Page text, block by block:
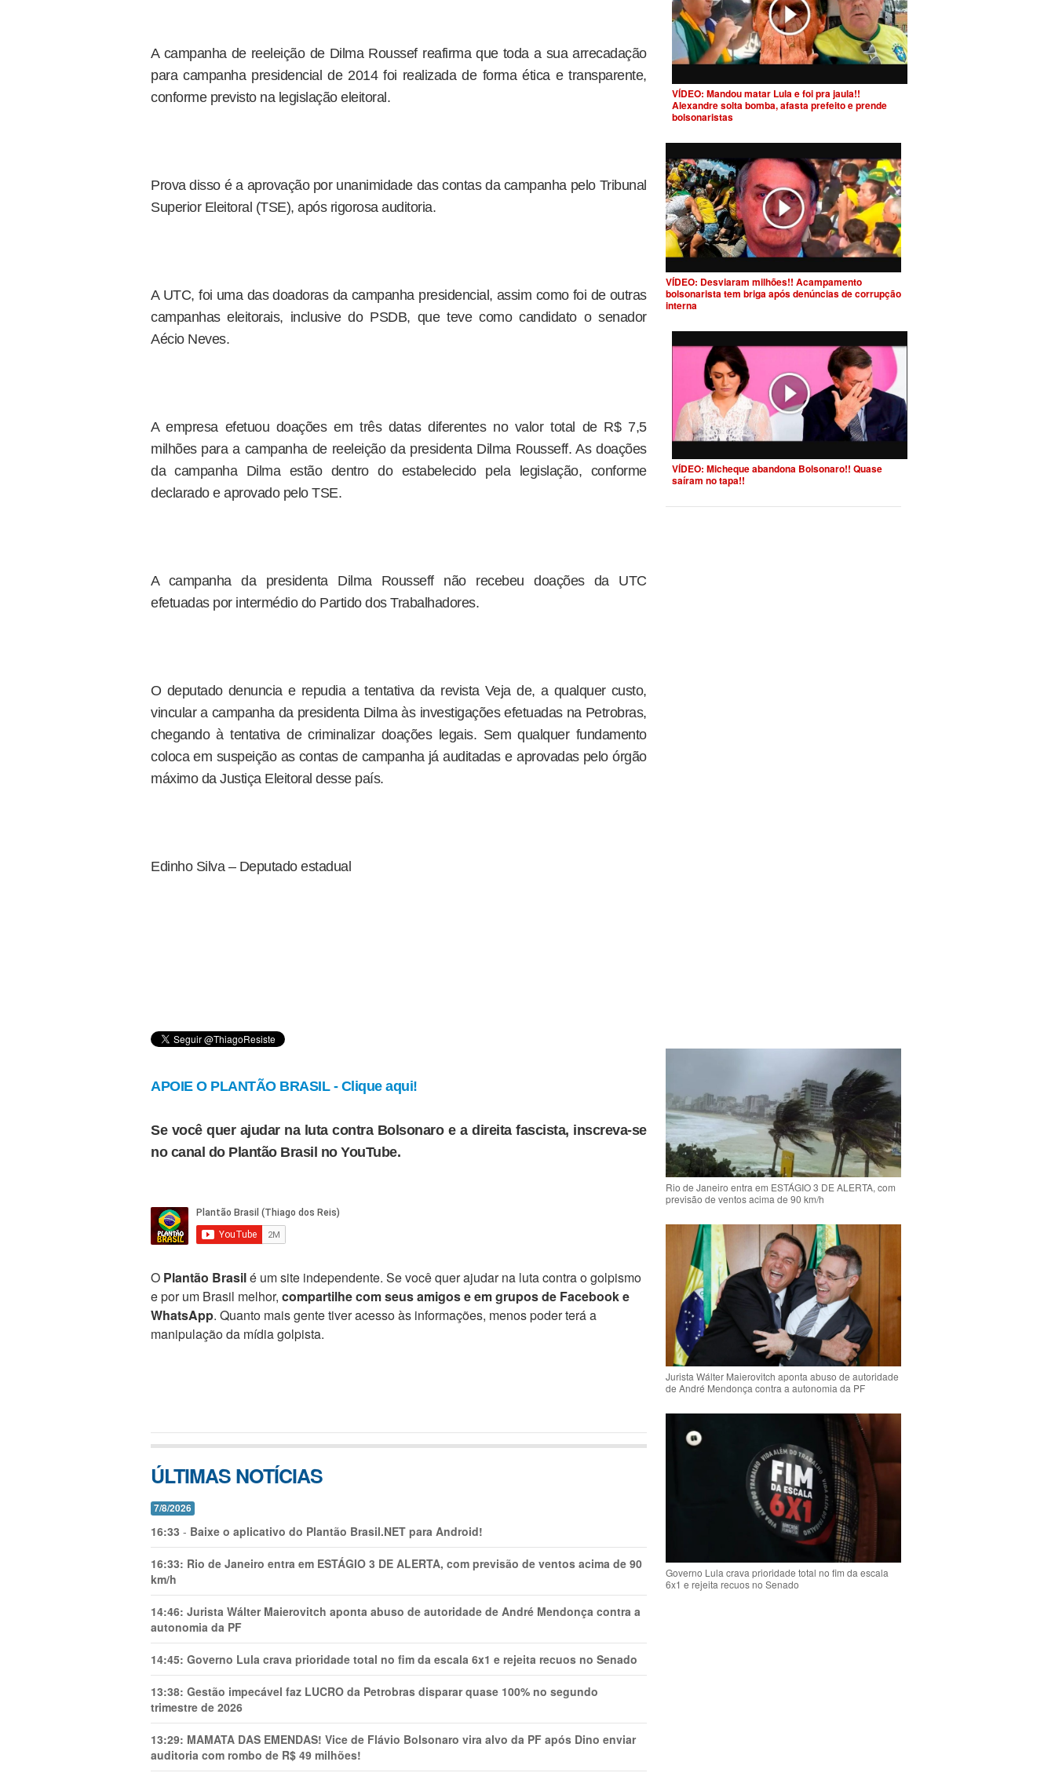
A campanha de reeleição de Dilma Roussef reafirma que toda a sua arrecadação
para campanha presidencial de 2014 foi realizada de forma ética e transparente,
conforme previsto na legislação eleitoral.
Prova disso é a aprovação por unanimidade das contas da campanha pelo Tribunal
Superior Eleitoral (TSE), após rigorosa auditoria.
A UTC, foi uma das doadoras da campanha presidencial, assim como foi de outras
campanhas eleitorais, inclusive do PSDB, que teve como candidato o senador
Aécio Neves.
A empresa efetuou doações em três datas diferentes no valor total de R$ 7,5
milhões para a campanha de reeleição da presidenta Dilma Rousseff. As doações
da campanha Dilma estão dentro do estabelecido pela legislação, conforme
declarado e aprovado pelo TSE.
A campanha da presidenta Dilma Rousseff não recebeu doações da UTC
efetuadas por intermédio do Partido dos Trabalhadores.
O deputado denuncia e repudia a tentativa da revista Veja de, a qualquer custo,
vincular a campanha da presidenta Dilma às investigações efetuadas na Petrobras,
chegando à tentativa de criminalizar doações legais. Sem qualquer fundamento
coloca em suspeição as contas de campanha já auditadas e aprovadas pelo órgão
máximo da Justiça Eleitoral desse país.
Edinho Silva – Deputado estadual
APOIE O PLANTÃO BRASIL - Clique aqui!
Se você quer ajudar na luta contra Bolsonaro e a direita fascista, inscreva-se
no canal do Plantão Brasil no YouTube.
O Plantão Brasilé um site independente. Se você quer ajudar na luta contra o golpismo
e por um Brasil melhor, compartilhe com seus amigos e em grupos de Facebook e
WhatsApp. Quanto mais gente tiver acesso às informações, menos poder terá a
manipulação da mídia golpista.
ÚLTIMAS NOTÍCIAS
7/8/2026
16:33 - Baixe o aplicativo do Plantão Brasil.NET para Android!
16:33: Rio de Janeiro entra em ESTÁGIO 3 DE ALERTA, com previsão de ventos acima de 90
km/h
14:46: Jurista Wálter Maierovitch aponta abuso de autoridade de André Mendonça contra a
autonomia da PF
14:45: Governo Lula crava prioridade total no fim da escala 6x1 e rejeita recuos no Senado
13:38: Gestão impecável faz LUCRO da Petrobras disparar quase 100% no segundo
trimestre de 2026
13:29: MAMATA DAS EMENDAS! Vice de Flávio Bolsonaro vira alvo da PF após Dino enviar
auditoria com rombo de R$ 49 milhões!
VÍDEO: Mandou matar Lula e foi pra jaula!!
Alexandre solta bomba, afasta prefeito e prende
bolsonaristas
VÍDEO: Desviaram milhões!! Acampamento
bolsonarista tem briga após denúncias de corrupção
interna
VÍDEO: Micheque abandona Bolsonaro!! Quase
saíram no tapa!!
Rio de Janeiro entra em ESTÁGIO 3 DE ALERTA, com
previsão de ventos acima de 90 km/h
Jurista Wálter Maierovitch aponta abuso de autoridade
de André Mendonça contra a autonomia da PF
Governo Lula crava prioridade total no fim da escala
6x1 e rejeita recuos no Senado